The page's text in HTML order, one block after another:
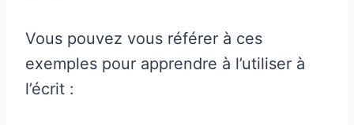
Vous pouvez vous référer à ces
exemples pour apprendre à l’utiliser à
l’écrit :